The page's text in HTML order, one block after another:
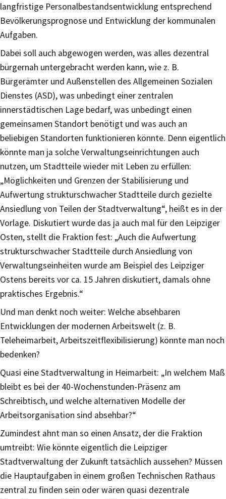
langfristige Personalbestandsentwicklung entsprechend
Bevölkerungsprognose und Entwicklung der kommunalen
Aufgaben.
Dabei soll auch abgewogen werden, was alles dezentral
bürgernah untergebracht werden kann, wie z. B.
Bürgerämter und Außenstellen des Allgemeinen Sozialen
Dienstes (ASD), was unbedingt einer zentralen
innerstädtischen Lage bedarf, was unbedingt einen
gemeinsamen Standort benötigt und was auch an
beliebigen Standorten funktionieren könnte. Denn eigentlich
könnte man ja solche Verwaltungseinrichtungen auch
nutzen, um Stadtteile wieder mit Leben zu erfüllen:
„Möglichkeiten und Grenzen der Stabilisierung und
Aufwertung strukturschwacher Stadtteile durch gezielte
Ansiedlung von Teilen der Stadtverwaltung“, heißt es in der
Vorlage. Diskutiert wurde das ja auch mal für den Leipziger
Osten, stellt die Fraktion fest: „Auch die Aufwertung
strukturschwacher Stadtteile durch Ansiedlung von
Verwaltungseinheiten wurde am Beispiel des Leipziger
Ostens bereits vor ca. 15 Jahren diskutiert, damals ohne
praktisches Ergebnis.“
Und man denkt noch weiter: Welche absehbaren
Entwicklungen der modernen Arbeitswelt (z. B.
Teleheimarbeit, Arbeitszeitflexibilisierung) könnte man noch
bedenken?
Quasi eine Stadtverwaltung in Heimarbeit: „In welchem Maß
bleibt es bei der 40-Wochenstunden-Präsenz am
Schreibtisch, und welche alternativen Modelle der
Arbeitsorganisation sind absehbar?“
Zumindest ahnt man so einen Ansatz, der die Fraktion
umtreibt: Wie könnte eigentlich die Leipziger
Stadtverwaltung der Zukunft tatsächlich aussehen? Müssen
die Hauptaufgaben in einem großen Technischen Rathaus
zentral zu finden sein oder wären quasi dezentrale